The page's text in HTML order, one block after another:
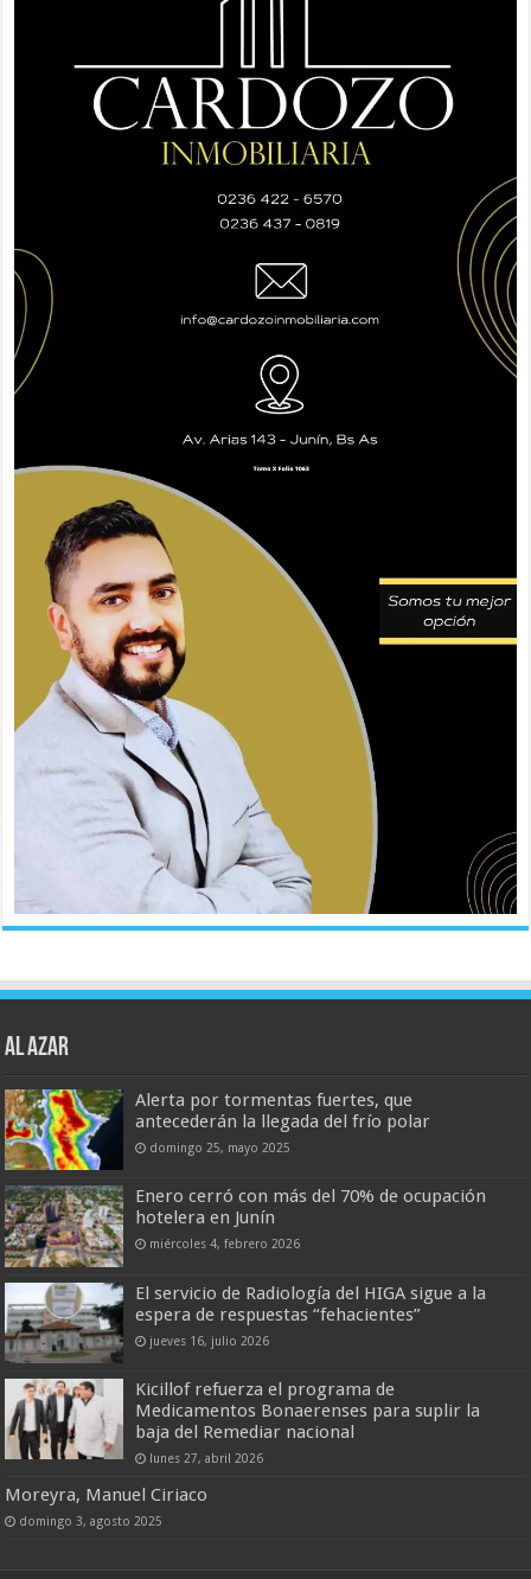
AL AZAR
Alerta por tormentas fuertes, que
antecederán la llegada del frío polar
domingo 25, mayo 2025
Enero cerró con más del 70% de ocupación
hotelera en Junín
miércoles 4, febrero 2026
El servicio de Radiología del HIGA sigue a la
espera de respuestas “fehacientes”
jueves 16, julio 2026
Kicillof refuerza el programa de
Medicamentos Bonaerenses para suplir la
baja del Remediar nacional
lunes 27, abril 2026
Moreyra, Manuel Ciriaco
domingo 3, agosto 2025